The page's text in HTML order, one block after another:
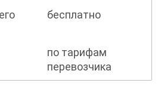
бесплатно
по тарифам
перевозчика